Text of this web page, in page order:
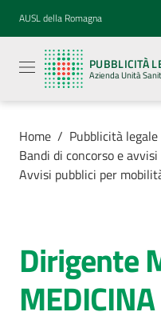
Vai al contenuto
Vai alla navigazione
Vai al footer
AUSL della Romagna
PUBBLICITÀ
Azienda Unità
legale
Azienda
Unità
Locale della
Servizi
Luoghi di
Home / Pubblicità legale
Bandi di concorso e avvisi
Avvisi pubblici per
Salta al contenuto
Dirigente